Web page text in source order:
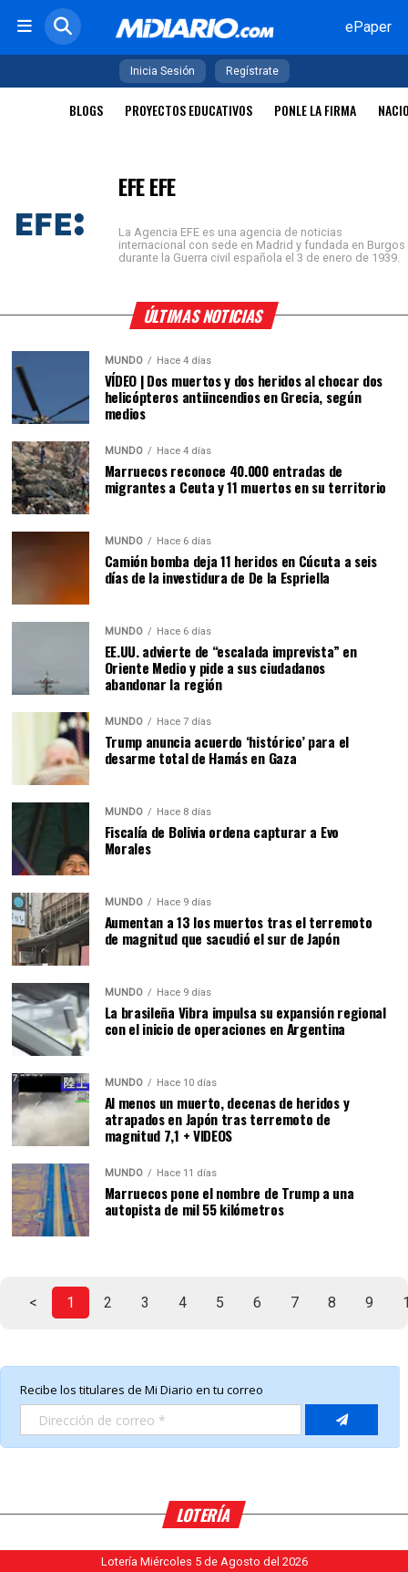
ePaper
Inicia Sesión Regístrate
BLOGS PROYECTOS EDUCATIVOS PONLE LA FIRMA
EFE EFE
La Agencia EFE es una agencia de noticias
internacional con sede en Madrid y fundada en Burgos
durante la Guerra civil española el 3 de enero de 1939.
ÚLTIMAS NOTICIAS
MUNDO Hace 4 días
VÍDEO | Dos muertos y dos heridos al chocar dos
helicópteros antiincendios en Grecia, según
medios
MUNDO Hace 4 días
Marruecos reconoce 40.000 entradas de
migrantes a Ceuta y 11 muertos en su territorio
MUNDO Hace 6 días
Camión bomba deja 11 heridos en Cúcuta a seis
días de la investidura de De la Espriella
MUNDO Hace 6 días
EE.UU. advierte de “escalada imprevista” en
Oriente Medio y pide a sus ciudadanos
abandonar la región
MUNDO Hace 7 días
Trump anuncia acuerdo ‘histórico’ para el
desarme total de Hamás en Gaza
MUNDO Hace 8 días
Fiscalía de Bolivia ordena capturar a Evo
Morales
MUNDO Hace 9 días
Aumentan a 13 los muertos tras el terremoto
de magnitud que sacudió el sur de Japón
MUNDO Hace 9 días
La brasileña Vibra impulsa su expansión regional
con el inicio de operaciones en Argentina
MUNDO Hace 10 días
Al menos un muerto, decenas de heridos y
atrapados en Japón tras terremoto de
magnitud 7,1 + VIDEOS
MUNDO Hace 11 días
Marruecos pone el nombre de Trump a una
autopista de mil 55 kilómetros
< 1 2 3 4 5 6 7 8 9
LOTERÍA
Lotería Miércoles 5 de Agosto del 2026